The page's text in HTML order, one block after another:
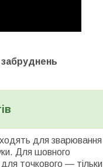
для зварювання
Для шовного
точкового — тільки